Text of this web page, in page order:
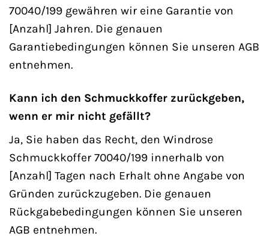
70040/199 gewähren wir eine Garantie von
[Anzahl] Jahren. Die genauen
Garantiebedingungen können Sie unseren AGB
entnehmen.
Kann ich den Schmuckkoffer zurückgeben,
wenn er mir nicht gefällt?
Ja, Sie haben das Recht, den Windrose
Schmuckkoffer 70040/199 innerhalb von
[Anzahl] Tagen nach Erhalt ohne Angabe von
Gründen zurückzugeben. Die genauen
Rückgabebedingungen können Sie unseren
AGB entnehmen.